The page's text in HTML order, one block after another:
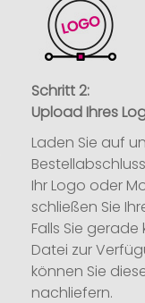
Schritt 2:
Upload Ihres
Laden Sie auf
Ihr Logo oder
schließen Sie
Falls Sie
Datei zur
können Sie
nachliefern.